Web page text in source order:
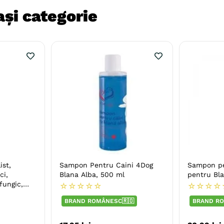
categorie
Sampon Pentru Caini 4Dog
Blana Alba, 500 ml
☆ ☆ ☆ ☆ ☆
BRAND ROMÂNESC🇷🇴
Sampon
pentru
☆ ☆ ☆ ☆
BRAND